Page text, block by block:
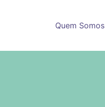
Quem Somos